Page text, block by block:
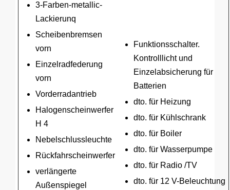
3-Farben-metallic-
Lackierunq
Scheibenbremsen
vorn
Einzelradfederung
vorn
Vorderradantrieb
Halogenscheinwerfer
H 4
Nebelschlussleuchte
Rückfahrscheinwerfer
verlängerte
Außenspiegel
Funktionsschalter.
Kontrolllicht und
Einzelabsicherung für
Batterien
dto. für Heizung
dto. für Kühlschrank
dto. für Boiler
dto. für Wasserpumpe
dto. für Radio /TV
dto. für 12 V-Beleuchtung